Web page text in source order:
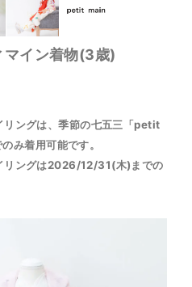
イン着物(3歳)
リングは、季節の七五三「petit
み着用可能です。
リングは2026/12/31(木)までの